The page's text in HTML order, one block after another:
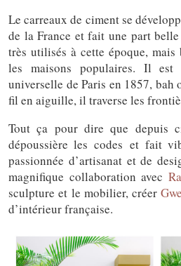
Le carreaux de ciment se
de la France et fait une part
très utilisés à cette époque,
les maisons populaires. Il est
universelle de Paris en 1857, bah
fil en aiguille, il traverse les
Tout ça pour dire que depuis
dépoussière les codes et fait
passionnée d’artisanat et de
magnifique collaboration avec
sculpture et le mobilier, créer
d’intérieur française.